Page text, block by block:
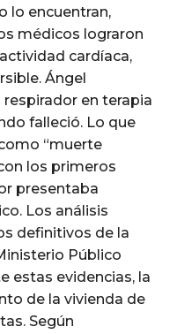
lo encuentran,
médicos lograron
cardíaca,
Ángel
en terapia
falleció. Lo que
“muerte
los primeros
presentaba
Los análisis
definitivos de la
Público
estas evidencias, la
de la vivienda de
Según